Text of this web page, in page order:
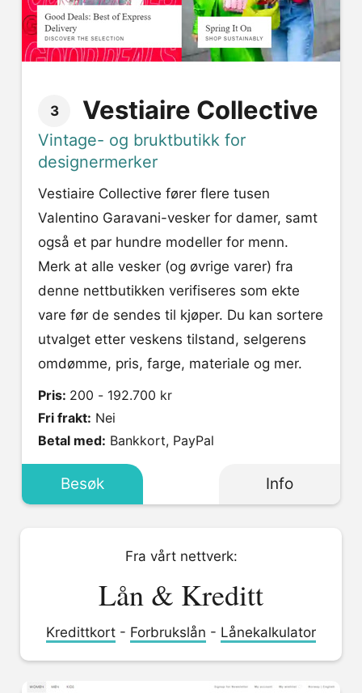
3 Vestiaire Collective
Vintage- og bruktbutikk for
designermerker
Vestiaire Collective fører flere tusen
Valentino Garavani-vesker for damer, samt
også et par hundre modeller for menn.
Merk at alle vesker (og øvrige varer) fra
denne nettbutikken verifiseres som ekte
vare før de sendes til kjøper. Du kan sortere
utvalget etter veskens tilstand, selgerens
omdømme, pris, farge, materiale og mer.
Pris: 200 - 192.700 kr
Fri frakt: Nei
Betal med: Bankkort, PayPal
Besøk Info
Fra vårt nettverk:
Lån & Kreditt
Kredittkort - Forbrukslån - Lånekalkulator